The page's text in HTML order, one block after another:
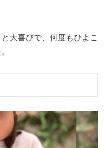
大喜びで、何度もひよこ